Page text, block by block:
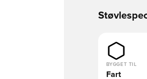
BYGGET TIL
Fart